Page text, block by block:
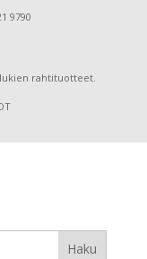
9790
rahtituotteet.